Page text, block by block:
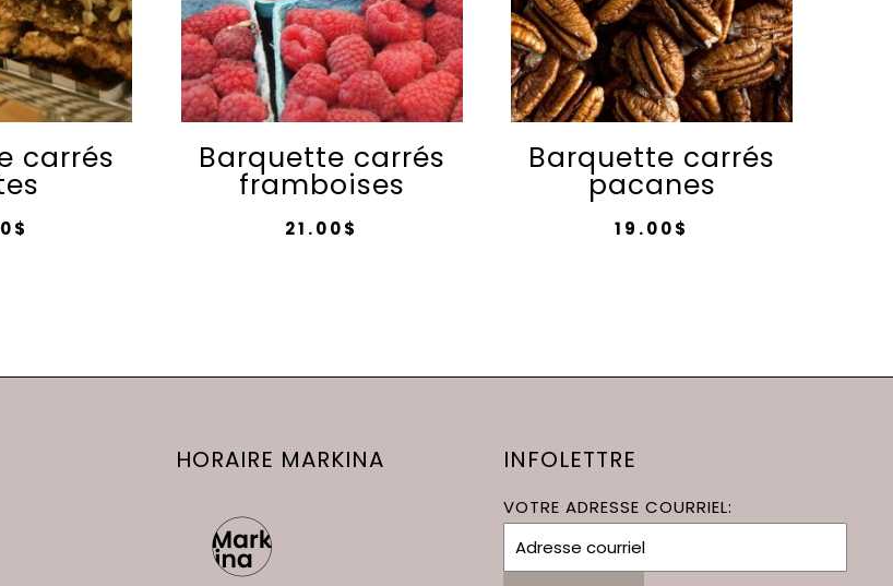
carrés
$
Barquette carrés
framboises
21.00$
Barquette carrés
pacanes
19.00$
HORAIRE MARKINA INFOLETTRE
VOTRE ADRESSE COURRIEL: